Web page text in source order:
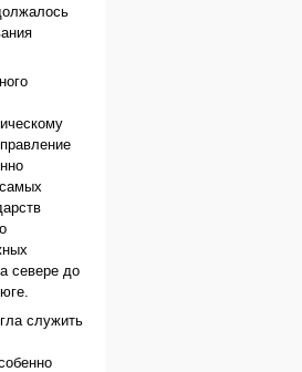
севере до
служить